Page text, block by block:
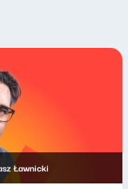
Ławnicki